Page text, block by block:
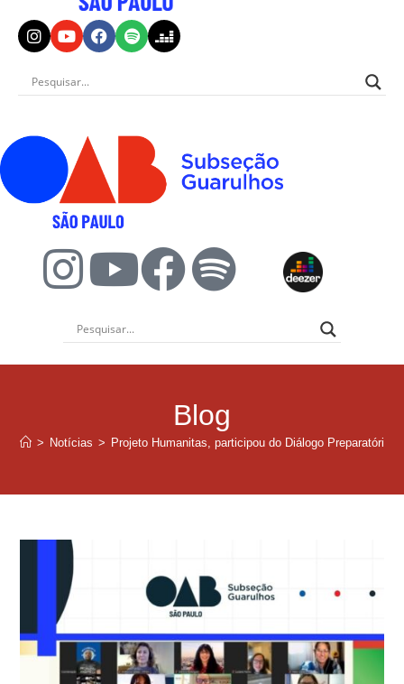
Blog
> Notícias > Projeto Humanitas, participou do Diálogo Preparatório